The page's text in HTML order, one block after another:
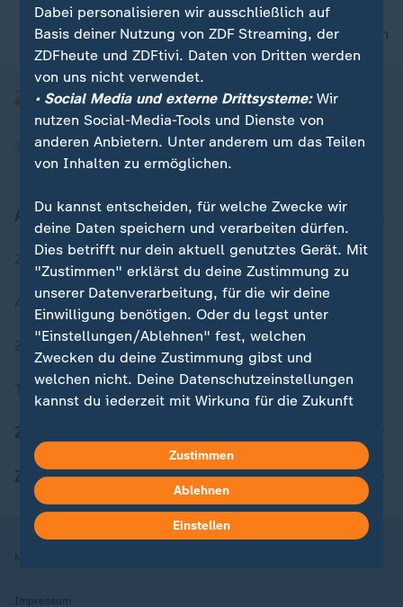
nach oben
Aktuell bei ZDFheute
Zuletzt veröffentlicht
Aktuelle Sendungs-Videos
ZDFheute Stories
Themen im Überblick
ZDFheute Apps
Nutzungsbedingungen
Impressum
Dabei personalisieren wir ausschließlich auf
Basis deiner Nutzung von ZDF Streaming, der
ZDFheute und ZDFtivi. Daten von Dritten werden
von uns nicht verwendet.
• Social Media und externe Drittsysteme:Wir
nutzen Social-Media-Tools und Dienste von
anderen Anbietern. Unter anderem um das Teilen
von Inhalten zu ermöglichen.
Du kannst entscheiden, für welche Zwecke wir
deine Daten speichern und verarbeiten dürfen.
Dies betrifft nur dein aktuell genutztes Gerät. Mit
"Zustimmen" erklärst du deine Zustimmung zu
unserer Datenverarbeitung, für die wir deine
Einwilligung benötigen. Oder du legst unter
"Einstellungen/Ablehnen" fest, welchen
Zwecken du deine Zustimmung gibst und
welchen nicht. Deine Datenschutzeinstellungen
kannst du jederzeit mit Wirkung für die Zukunft
Hier findest du das Impressum.
Weitere Informationen findest du in unserer
Datenschutzerklärung.
Zustimmen
Ablehnen
Einstellen